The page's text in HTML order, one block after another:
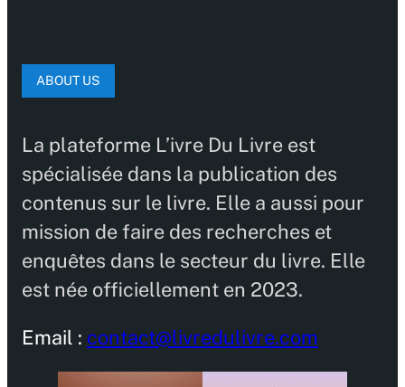
ABOUT US
La plateforme L’ivre Du Livre est
spécialisée dans la publication des
contenus sur le livre. Elle a aussi pour
mission de faire des recherches et
enquêtes dans le secteur du livre. Elle
est née officiellement en 2023.
Email : contact@livredulivre.com